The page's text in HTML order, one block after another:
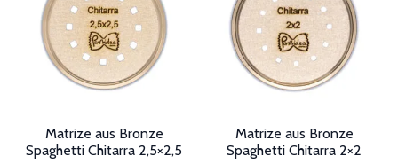
Optionen
Produktseite
Optionen
können
auf
Produktseite
Matrize aus Bronze
Spaghetti Chitarra 2,5×2,5
Matrize aus Bronze
Spaghetti Chitarra 2×2